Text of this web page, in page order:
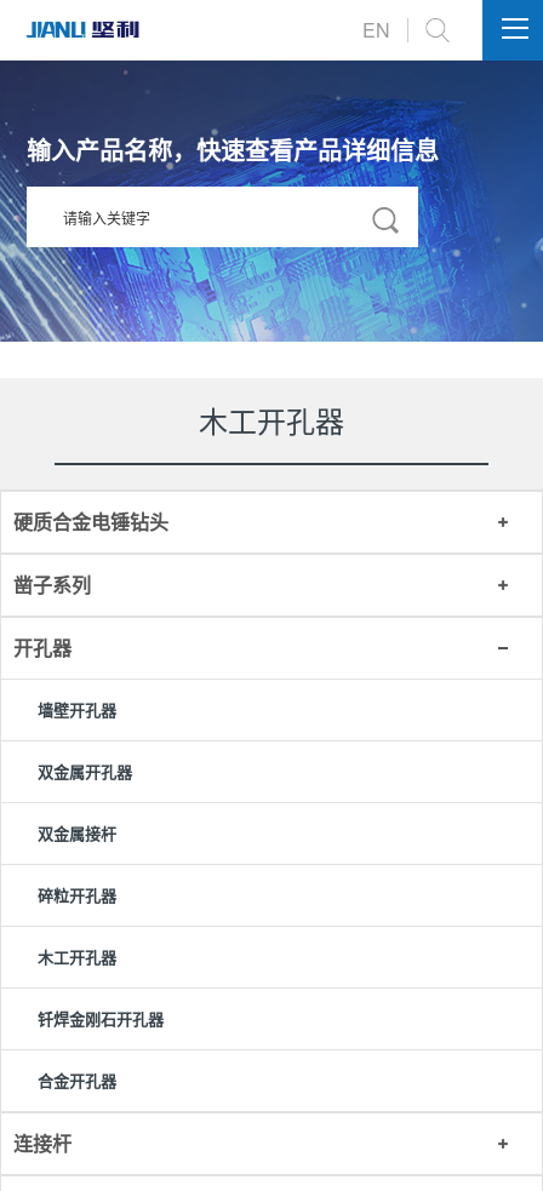
EN
输入产品名称，快速查看产品详细信息
木工开孔器
硬质合金电锤钻头
凿子系列
开孔器
墙壁开孔器
双金属开孔器
双金属接杆
碎粒开孔器
木工开孔器
钎焊金刚石开孔器
合金开孔器
连接杆